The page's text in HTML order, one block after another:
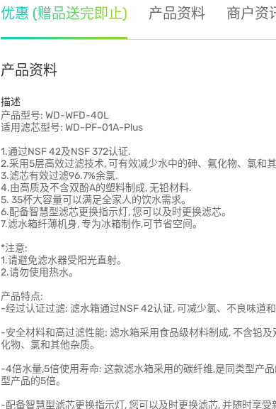
优惠 (赠品送完即止) 产品资料 商户资
产品资料
描述
产品型号: WD-WFD-40L
适用滤芯型号: WD-PF-01A-Plus
1.通过NSF 42及NSF 372认证.
2.采用5层高效过滤技术, 可有效减少水中的砷、氟化物、氯和
3.滤芯有效过滤96.7%余氯.
4.由高质及不含双酚A的塑料制成, 无铅材料.
5. 35杯大容量可以满足全家人的饮水需求。
6.配备智慧型滤芯更换指示灯, 您可以及时更换滤芯。
7.滤水箱纤薄机身, 专为冰箱制作,可节省空间。
*注意:
1.请避免滤水器受阳光直射。
2.请勿使用热水。
产品特点:
-经过认证过滤: 滤水箱通过NSF 42认证, 可减少氯、不良味道
-安全材料和高过滤性能: 滤水箱采用食品级材料制成, 不含铅
化物、氯和其他杂质。
-4倍水量,5倍使用寿命: 这款滤水箱采用的碳纤维,是同类型产
型产品的5倍。
-配备智慧型滤芯更换指示灯, 您可以及时更换滤芯, 并随时享受